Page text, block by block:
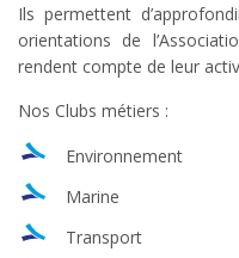
Ils permettent
orientations de
rendent compte de leur
Nos Clubs métiers :
Environnement
Marine
Transport